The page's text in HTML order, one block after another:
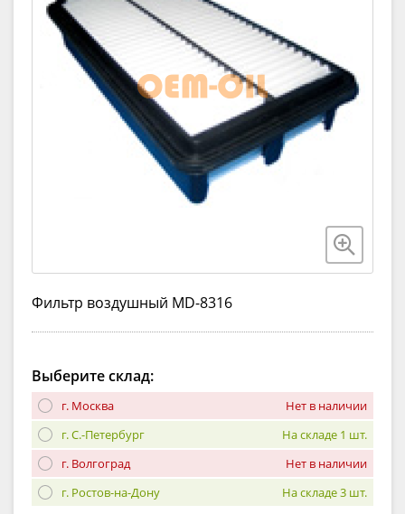
Фильтр воздушный MD-8316
Выберите склад:
г. Москва
Нет в наличии
г. С.-Петербург
На складе 1 шт.
г. Волгоград
Нет в наличии
г. Ростов-на-Дону
На складе 3 шт.